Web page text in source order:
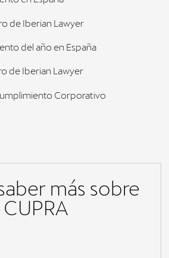
de Iberian Lawyer
del año en España
de Iberian Lawyer
Corporativo
más sobre
CUPRA